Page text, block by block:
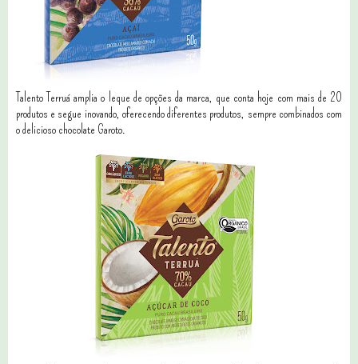
Talento Terruá amplia o leque de opções da marca, que conta hoje com mais de 20
produtos e segue inovando, oferecendo diferentes produtos, sempre combinados com
o delicioso chocolate Garoto.